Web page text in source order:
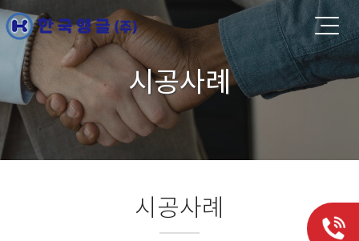
시공사례
시공사례